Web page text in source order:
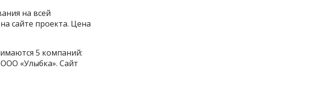
на всей
сайте проекта. Цена
5 компаний:
«Улыбка». Сайт